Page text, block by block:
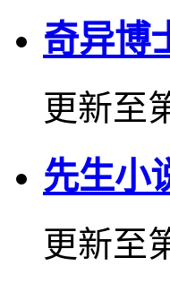
奇异博
更新至
先生小
更新至